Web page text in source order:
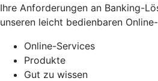
Ihre Anforderungen an Banking-
unseren leicht bedienbaren
Online-Services
Produkte
Gut zu wissen